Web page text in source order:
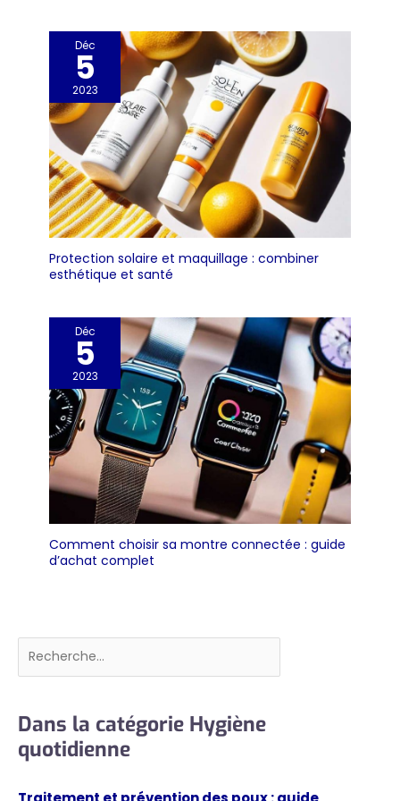
Déc
5
2023
Protection solaire et maquillage : combiner
esthétique et santé
Déc
5
2023
Comment choisir sa montre connectée : guide
d’achat complet
Rechercher
Dans la catégorie Hygiène
quotidienne